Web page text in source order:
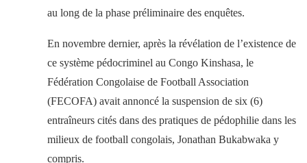
au long de la phase préliminaire des enquêtes.
En novembre dernier, après la révélation de l’existence de
ce système pédocriminel au Congo Kinshasa, le
Fédération Congolaise de Football Association
(FECOFA) avait annoncé la suspension de six (6)
entraîneurs cités dans des pratiques de pédophilie dans les
milieux de football congolais, Jonathan Bukabwaka y
compris.